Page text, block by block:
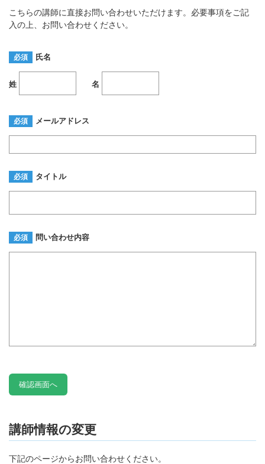
こちらの講師に直接お問い合わせいただけます。必要事項をご記
入の上、お問い合わせください。
必須 氏名
姓 名
必須 メールアドレス
必須 タイトル
必須 問い合わせ内容
講師情報の変更
下記のページからお問い合わせください。